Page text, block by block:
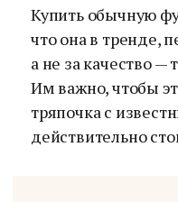
Купить обычную
что она в тренде,
а не за качество —
Им важно, чтобы
тряпочка с
действительно